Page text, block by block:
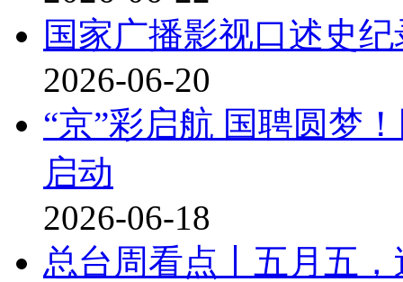
国家广播影视口述史
2026-06-20
“京”彩启航 国聘圆梦
启动
2026-06-18
总台周看点丨五月五